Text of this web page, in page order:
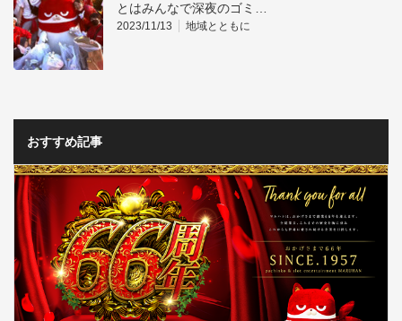
とはみんなで深夜のゴミ…
2023/11/13 地域とともに
おすすめ記事